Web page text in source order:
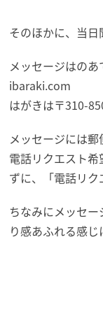
そのほかに、当日
メッセージはの
ibaraki.com
はがきは〒310-
メッセージには郵
電話リクエスト
ずに、「電話リク
ちなみにメッセ
り感あふれる感